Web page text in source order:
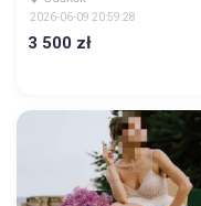
2026-06-09 20:59:28
3 500 zł